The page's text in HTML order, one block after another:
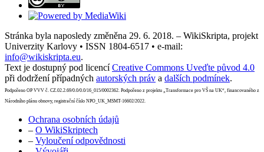
Stránka byla naposledy změněna 29. 6. 2018. – WikiSkripta, projekt
Univerzity Karlovy • ISSN 1804-6517 • e-mail:
info@wikiskripta.eu.
Text je dostupný pod licencíCreative Commons Uveďte původ 4.0
při dodržení případných autorských práv a dalších podmínek.
Podpořeno OP VVV č. CZ.02.2.69/0.0/0.0/16_015/0002362. Podpořeno z projektu „Transformace pro VŠ na UK“, financovaného z
Národního plánu obnovy, registrační číslo NPO_UK_MSMT-16602/2022.
Ochrana osobních údajů
– O WikiSkriptech
– Vyloučení odpovědnosti